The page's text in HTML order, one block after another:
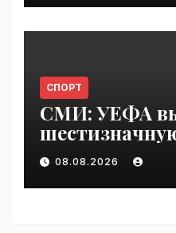
СПОРТ
СМИ: УЕФА
любовнице
VseTime.ru
08.08.2026